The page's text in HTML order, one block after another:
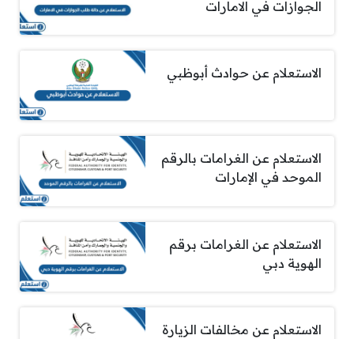
الجوازات في الامارات
الاستعلام عن حوادث أبوظبي
الاستعلام عن الغرامات بالرقم
الموحد في الإمارات
الاستعلام عن الغرامات برقم
الهوية دبي
الاستعلام عن مخالفات الزيارة